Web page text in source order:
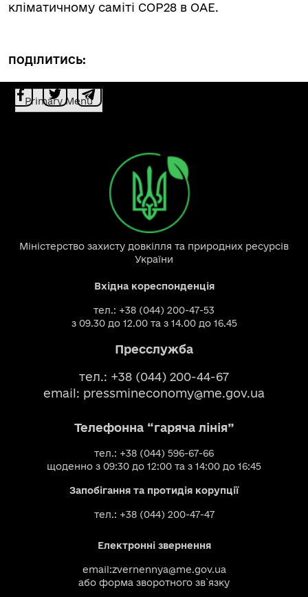
кліматичному саміті СОР28 в ОАЕ.
ПОДІЛИТИСЬ:
Primary Menu
Міністерство захисту довкілля та природних ресурсів
України
Вхідна кореспонденція
тел.: +38 (044) 200-47-53
з 09.30 до 12.00 та з 14.00 до 16.45
Пресслужба
тел.: +38 (044) 200-44-67
email: pressmineconomy@me.gov.ua
Телефонна “гаряча лінія”
тел.: +38 (044) 596-67-66
щоденно з 09:30 до 12:00 та з 14:00 до 16:45
Запобігання та протидія корупції
тел.: +38 (044) 200-47-47
Електронні звернення
email:zvernennya@me.gov.ua
або форма зворотного зв`язку